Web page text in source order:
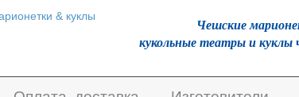
Чешскиe
кукольные театры и куклы